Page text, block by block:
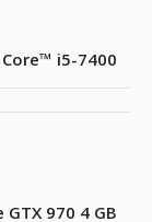
i5-7400
GTX 970 4 GB